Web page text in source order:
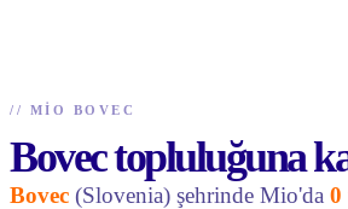
// MIO BOVEC
Bovec topluluğuna
Bovec (Slovenia) şehrinde Mio'da 0